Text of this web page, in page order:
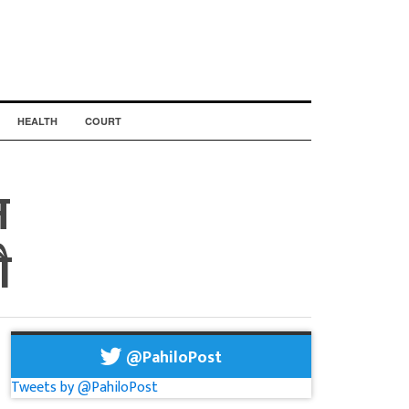
HEALTH COURT
@PahiloPost
Tweets by @PahiloPost